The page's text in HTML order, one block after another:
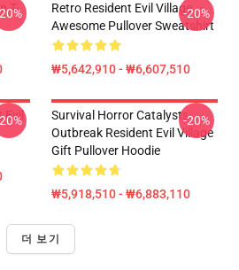
T-
Retro Resident Evil Village
Awesome Pullover Sweatshirt
₩5,642,910 - ₩6,607,510
-20%
Evil
Survival Horror Catalysts
Outbreak Resident Evil Village
Gift Pullover Hoodie
₩5,918,510 - ₩6,883,110
-20%
더 보기